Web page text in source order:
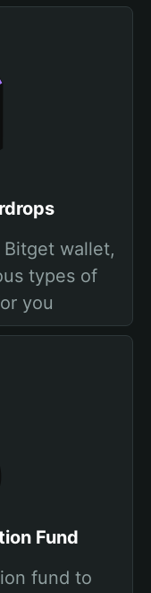
wallet,
types of
you
Fund
fund to